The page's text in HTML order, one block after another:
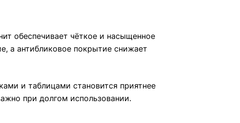
обеспечивает чёткое и насыщенное
а антибликовое покрытие снижает
и таблицами становится приятнее
при долгом использовании.